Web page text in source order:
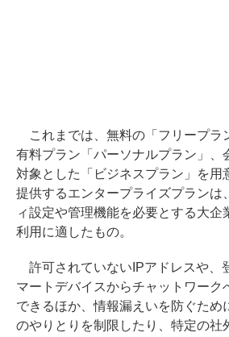
これまでは、無料の「フリープラ
有料プラン「パーソナルプラン」、
対象とした「ビジネスプラン」を用
提供するエンタープライズプランは
ィ設定や管理機能を必要とする大企
利用に適したもの。
許可されていないIPアドレスや、
マートデバイスからチャットワーク
できるほか、情報漏えいを防ぐため
のやりとりを制限したり、特定の社